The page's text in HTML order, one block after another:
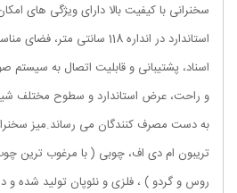
سخنرانی با کیفیت بالا دارای ویژگی های
استاندارد در انداره 118
اسناد، پشتیبانی و قابلیت اتصال به سیستم
و راحت، عرض استاندارد و سطوح مختلف
به دست مصرف کنندگان می رساند.میز
تریبون ام دی اف، چوبی ( با مرغوب ترین
روس و گردو ) ، فلزی و نئوپان تولید شده و